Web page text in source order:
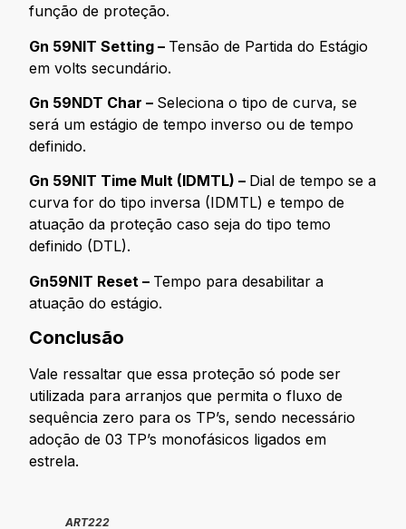
função de proteção.
Gn 59NIT Setting – Tensão de Partida do Estágio
em volts secundário.
Gn 59NDT Char – Seleciona o tipo de curva, se
será um estágio de tempo inverso ou de tempo
definido.
Gn 59NIT Time Mult (IDMTL) – Dial de tempo se a
curva for do tipo inversa (IDMTL) e tempo de
atuação da proteção caso seja do tipo temo
definido (DTL).
Gn59NIT Reset – Tempo para desabilitar a
atuação do estágio.
Conclusão
Vale ressaltar que essa proteção só pode ser
utilizada para arranjos que permita o fluxo de
sequência zero para os TP’s, sendo necessário
adoção de 03 TP’s monofásicos ligados em
estrela.
ART222